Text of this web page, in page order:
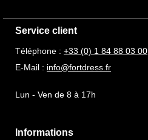
Service client
Téléphone : +33 (0) 1 84 88 03 00
E-Mail : info@fortdress.fr
Lun - Ven de 8 à 17h
Informations